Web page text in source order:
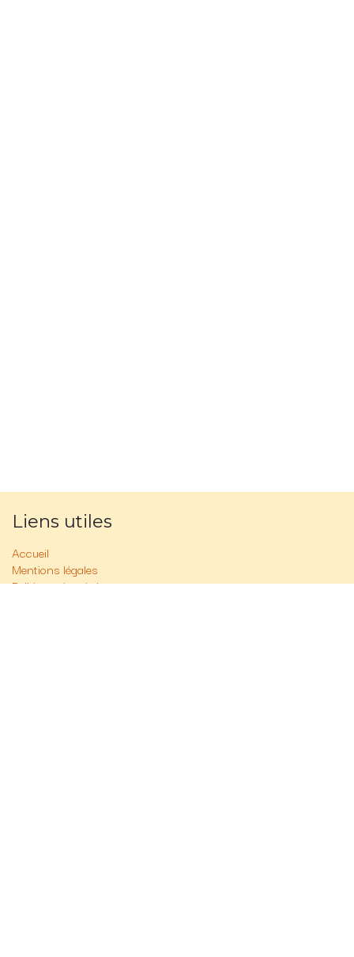
Liens utiles
Accueil
Mentions légales
Politique vie privée